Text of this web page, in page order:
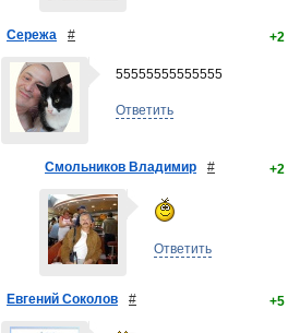
Сережа # +2
55555555555555
Ответить
Смольников Владимир # +2
Ответить
Евгений Соколов # +5